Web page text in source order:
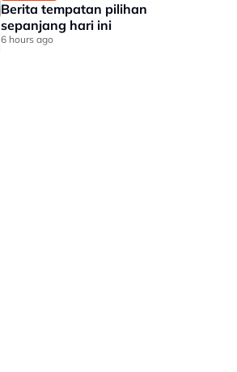
Berita tempatan pilihan
sepanjang hari ini
6 hours ago